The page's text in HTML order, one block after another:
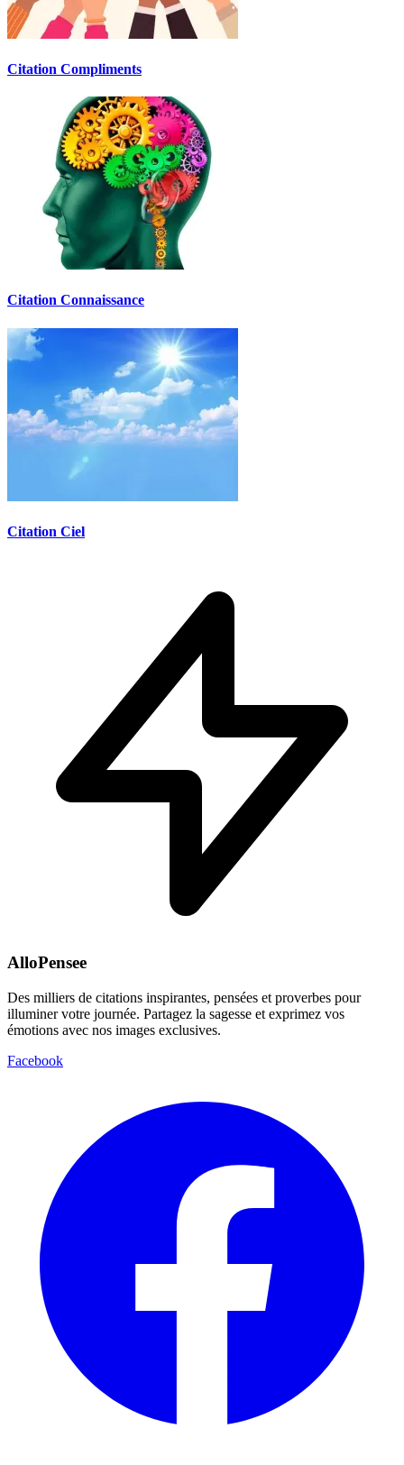
Citation Compliments
Citation Connaissance
Citation Ciel
AlloPensee
Des milliers de citations inspirantes, pensées et proverbes pour
illuminer votre journée. Partagez la sagesse et exprimez vos
émotions avec nos images exclusives.
Facebook